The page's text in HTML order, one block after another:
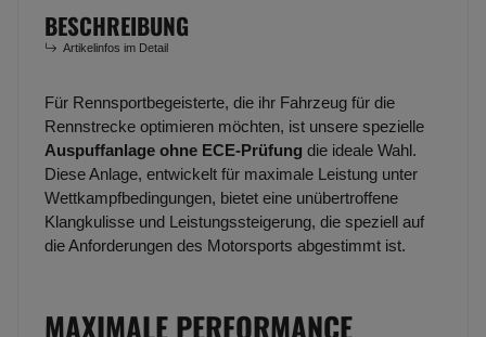
BESCHREIBUNG
Artikelinfos im Detail
Für Rennsportbegeisterte, die ihr Fahrzeug für die
Rennstrecke optimieren möchten, ist unsere spezielle
Auspuffanlage ohne ECE-Prüfung die ideale Wahl.
Diese Anlage, entwickelt für maximale Leistung unter
Wettkampfbedingungen, bietet eine unübertroffene
Klangkulisse und Leistungssteigerung, die speziell auf
die Anforderungen des Motorsports abgestimmt ist.
MAXIMALE PERFORMANCE